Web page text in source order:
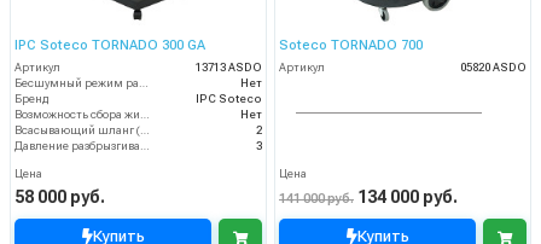
IPC Soteco TORNADO 300 GA
Артикул
13713 ASDO
Бесшумный режим работы
Нет
Бренд
IPC Soteco
Возможность сбора жидкой грязи
Нет
Всасывающий шланг (м)
2
Давление разбрызгивания (бар)
3
Цена
58 000 руб.
Купить
Soteco TORNADO 700
Артикул 05820 ASDO
Цена
141 000 руб. 134 000 руб.
Купить